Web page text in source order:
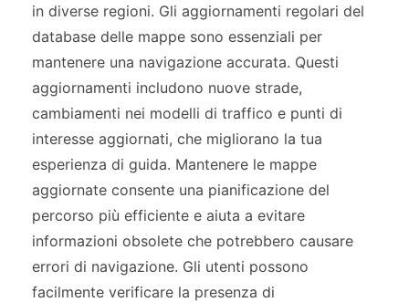
in diverse regioni. Gli aggiornamenti regolari del
database delle mappe sono essenziali per
mantenere una navigazione accurata. Questi
aggiornamenti includono nuove strade,
cambiamenti nei modelli di traffico e punti di
interesse aggiornati, che migliorano la tua
esperienza di guida. Mantenere le mappe
aggiornate consente una pianificazione del
percorso più efficiente e aiuta a evitare
informazioni obsolete che potrebbero causare
errori di navigazione. Gli utenti possono
facilmente verificare la presenza di